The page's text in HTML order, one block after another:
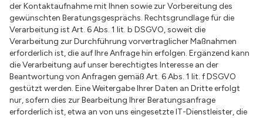
der Kontaktaufnahme mit Ihnen sowie zur Vorbereitung des
gewünschten Beratungsgesprächs. Rechtsgrundlage für die
Verarbeitung ist Art. 6 Abs. 1 lit. b DSGVO, soweit die
Verarbeitung zur Durchführung vorvertraglicher Maßnahmen
erforderlich ist, die auf Ihre Anfrage hin erfolgen. Ergänzend kann
die Verarbeitung auf unser berechtigtes Interesse an der
Beantwortung von Anfragen gemäß Art. 6 Abs. 1 lit. f DSGVO
gestützt werden. Eine Weitergabe Ihrer Daten an Dritte erfolgt
nur, sofern dies zur Bearbeitung Ihrer Beratungsanfrage
erforderlich ist, etwa an von uns eingesetzte IT-Dienstleister, die